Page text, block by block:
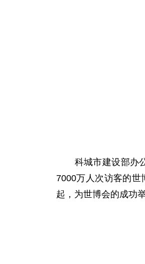
科城市建设部办公
7000万人次访客的
起，为世博会的成功